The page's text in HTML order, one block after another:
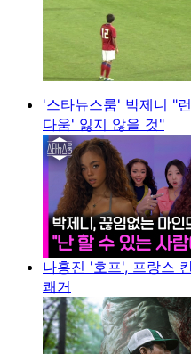
'스타뉴스룸' 박제니 "
다움' 잃지 않을 것"
나홍진 '호프', 프랑스
쾌거